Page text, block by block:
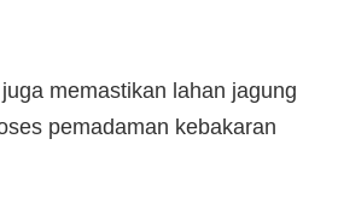
memastikan lahan jagung
pemadaman kebakaran